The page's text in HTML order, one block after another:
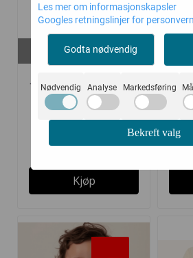
På lager i
BIRD BEIGE
199,- 100,-
Kjøp
Les mer om informasjonskapsler
Googles retningslinjer for personvern
Godta nødvendig
Nødvendig Analyse Markedsføring
Bekreft valg